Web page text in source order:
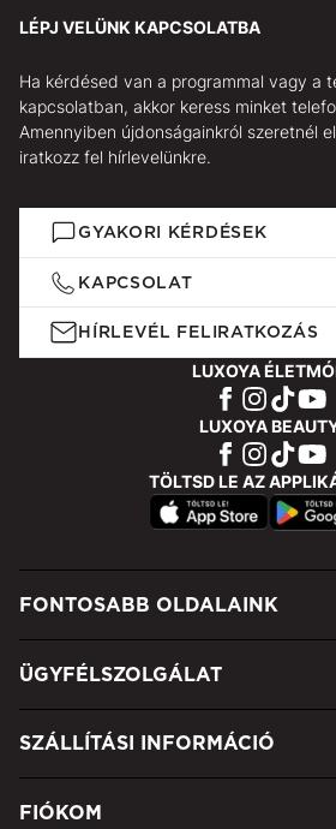
LÉPJ VELÜNK KAPCSOLATBA
Ha kérdésed van a programmal vagy a
kapcsolatban, akkor keress minket
Amennyiben újdonságainkról szeretnél
iratkozz fel hírlevelünkre.
GYAKORI KÉRDÉSEK
KAPCSOLAT
HÍRLEVÉL FELIRATKOZÁS
LUXOYA
LUXOYA
TÖLTSD LE AZ
FONTOSABB OLDALAINK
ÜGYFÉLSZOLGÁLAT
SZÁLLÍTÁSI INFORMÁCIÓ
FIÓKOM